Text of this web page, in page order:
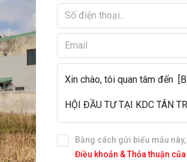
Bằng cách gửi biểu mẫu
Điều khoản & Thỏa thuận